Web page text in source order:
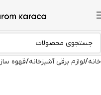
خانه لوازم برقی آشپزخانه قهوه ساز